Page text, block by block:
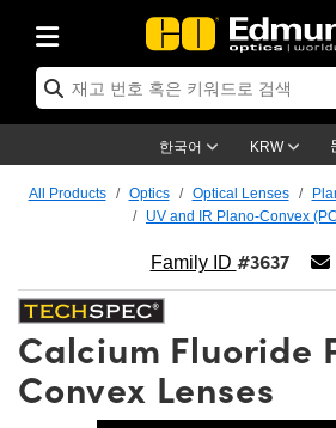
한국어 KRW
Optics
and Breadboards
Objectives
and Electronics
Lenses
Magnification Lenses
Cameras
& 조명
Targets
Test Targets
& Detection
Solutions
Production
Tools
Products
By Application
Imaging
By Brand
Products
품
Products
Lenses
Products
Lenses
All Products Optics Optical Lenses
UV and IR Plano-Convex
Family ID #3637
Calcium Fluoride
Convex Lenses